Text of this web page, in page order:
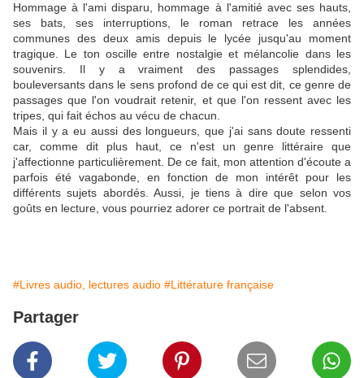
Hommage à l'ami disparu, hommage à l'amitié avec ses hauts,
ses bats, ses interruptions, le roman retrace les années
communes des deux amis depuis le lycée jusqu'au moment
tragique. Le ton oscille entre nostalgie et mélancolie dans les
souvenirs. Il y a vraiment des passages splendides,
bouleversants dans le sens profond de ce qui est dit, ce genre de
passages que l'on voudrait retenir, et que l'on ressent avec les
tripes, qui fait échos au vécu de chacun.
Mais il y a eu aussi des longueurs, que j'ai sans doute ressenti
car, comme dit plus haut, ce n'est un genre littéraire que
j'affectionne particulièrement. De ce fait, mon attention d'écoute a
parfois été vagabonde, en fonction de mon intérêt pour les
différents sujets abordés. Aussi, je tiens à dire que selon vos
goûts en lecture, vous pourriez adorer ce portrait de l'absent.
#Livres audio, lectures audio #Littérature française
Partager